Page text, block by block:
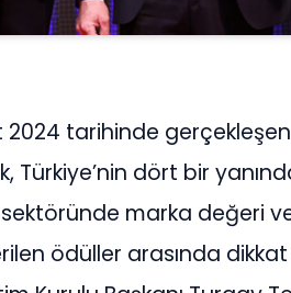
tarihinde gerçekleşen
dört bir
marka değeri
ödüller arasında dikkat